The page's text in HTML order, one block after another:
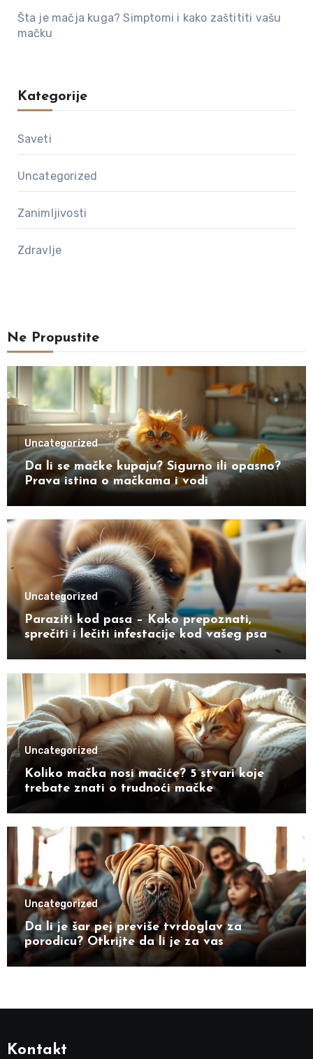
Šta je mačja kuga? Simptomi i kako zaštititi vašu
mačku
Kategorije
Saveti
Uncategorized
Zanimljivosti
Zdravlje
Ne Propustite
Uncategorized
Da li se mačke kupaju? Sigurno ili opasno?
Prava istina o mačkama i vodi
Uncategorized
Paraziti kod pasa – Kako prepoznati,
sprečiti i lečiti infestacije kod vašeg psa
Uncategorized
Koliko mačka nosi mačiće? 5 stvari koje
trebate znati o trudnoći mačke
Uncategorized
Da li je šar pej previše tvrdoglav za
porodicu? Otkrijte da li je za vas
Kontakt